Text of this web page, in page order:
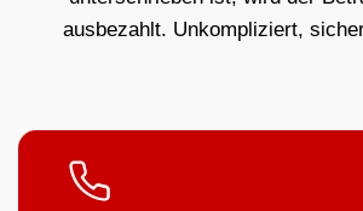
ausbezahlt. Unkompliziert,